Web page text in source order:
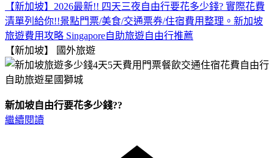
【新加坡】2026最新!! 四天三夜自由行要花多少錢? 實際花費
清單列給你!!景點門票/美食/交通票券/住宿費用整理。新加坡
旅遊費用攻略 Singapore自助旅遊自由行推薦
【新加坡】
國外旅遊
新加坡自由行要花多少錢??
繼續閱讀